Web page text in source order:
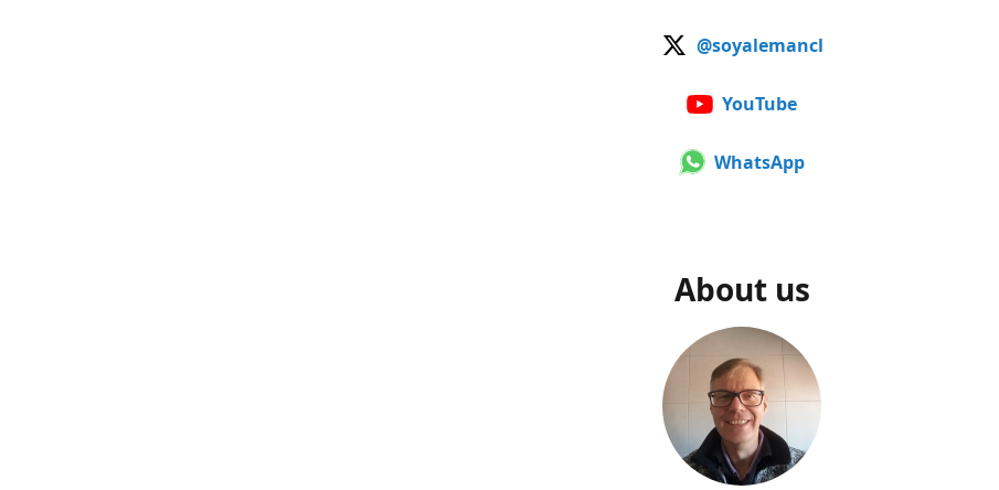
@soyalemancl
YouTube
WhatsApp
About us